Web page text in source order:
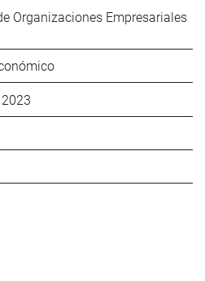
Organizaciones Empresariales